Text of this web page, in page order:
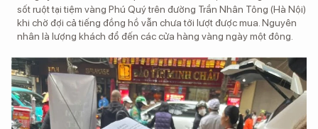
sốt ruột tại tiệm vàng Phú Quý trên đường Trần Nhân Tông (Hà Nội)
khi chờ đợi cả tiếng đồng hồ vẫn chưa tới lượt được mua. Nguyên
nhân là lượng khách đổ đến các cửa hàng vàng ngày một đông.